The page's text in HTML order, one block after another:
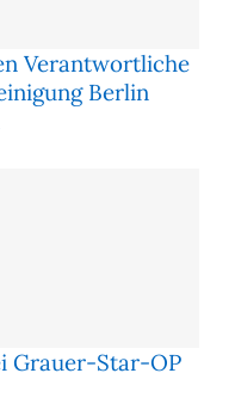
Verantwortliche
Berlin
Grauer-Star-OP